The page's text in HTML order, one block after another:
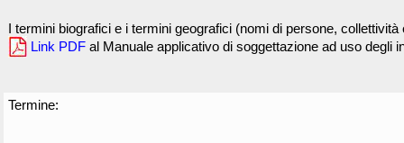
I termini biografici e i termini geografici (nomi di persone,
Link PDF al Manuale applicativo di soggettazione ad uso degli
Termine: